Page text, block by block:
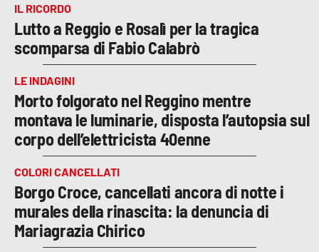
IL RICORDO
Lutto a Reggio e Rosalì per la tragica
scomparsa di Fabio Calabrò
LE INDAGINI
Morto folgorato nel Reggino mentre
montava le luminarie, disposta l’autopsia sul
corpo dell’elettricista 40enne
COLORI CANCELLATI
Borgo Croce, cancellati ancora di notte i
murales della rinascita: la denuncia di
Mariagrazia Chirico